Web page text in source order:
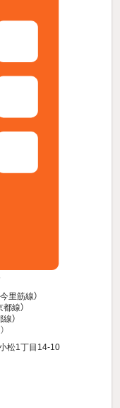
里筋線）
線）
）
松1丁目14-10